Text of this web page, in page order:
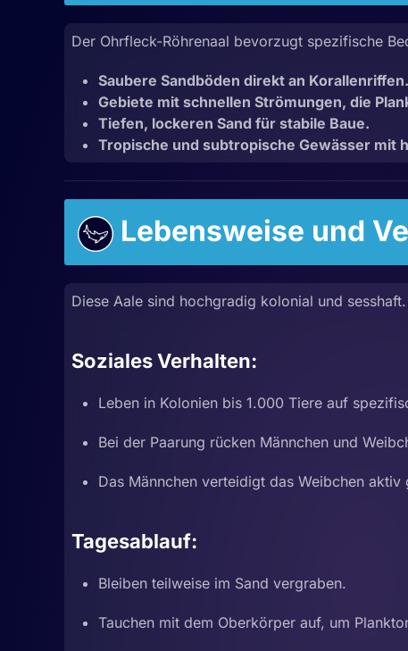
Der Ohrfleck-Röhrenaal bevorzugt spezifische
Saubere Sandböden direkt an Korallenriffen.
Gebiete mit schnellen Strömungen, die
Tiefen, lockeren Sand für stabile Baue.
Tropische und subtropische Gewässer mit
Lebensweise und
Diese Aale sind hochgradig kolonial und
Soziales Verhalten:
Leben in Kolonien bis 1.000 Tiere auf
Bei der Paarung rücken Männchen und
Das Männchen verteidigt das Weibchen aktiv
Tagesablauf:
Bleiben teilweise im Sand vergraben.
Tauchen mit dem Oberkörper auf, um